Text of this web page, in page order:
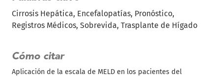
Cirrosis Hepática Encefalopatías Pronóstico
Registros Médicos Sobrevida Trasplante de Hígado
Cómo citar
Aplicación de la escala de MELD en los pacientes del